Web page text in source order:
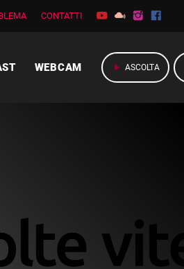
CONTATTI
WEBCAM play_arrow ASCOLTA